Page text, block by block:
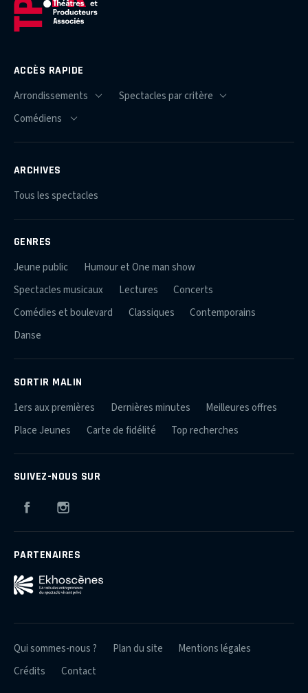
ACCÈS RAPIDE
ARCHIVES
Tous les spectacles
GENRES
Jeune public
Humour et One man show
Spectacles musicaux
Lectures
Concerts
Comédies et boulevard
Classiques
Contemporains
Danse
SORTIR MALIN
1ers aux premières Dernières minutes
Meilleures offres
Place Jeunes
Carte de fidélité Top recherches
SUIVEZ-NOUS SUR
Facebook
PARTENAIRES
Qui sommes-nous ? Plan du site
Mentions légales
Crédits
Contact